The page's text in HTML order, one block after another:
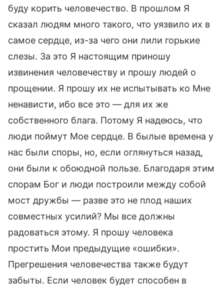
буду корить человечество. В прошлом Я
сказал людям много такого, что уязвило их в
самое сердце, из-за чего они лили горькие
слезы. За это Я настоящим приношу
извинения человечеству и прошу людей о
прощении. Я прошу их не испытывать ко Мне
ненависти, ибо все это — для их же
собственного блага. Потому Я надеюсь, что
люди поймут Мое сердце. В былые времена у
нас были споры, но, если оглянуться назад,
они были к обоюдной пользе. Благодаря этим
спорам Бог и люди построили между собой
мост дружбы — разве это не плод наших
совместных усилий? Мы все должны
радоваться этому. Я прошу человека
простить Мои предыдущие «ошибки».
Прегрешения человечества также будут
забыты. Если человек будет способен в